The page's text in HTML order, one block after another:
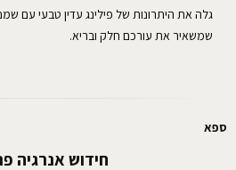
גלה את היתרונות של פילינג עדין טבעי עם
שמשאיר את עורכם חלק ובריא.
ספא
חידוש אנרגיה